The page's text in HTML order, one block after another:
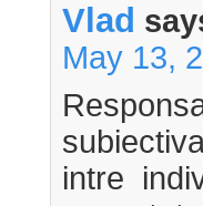
Vlad
May 13,
intre